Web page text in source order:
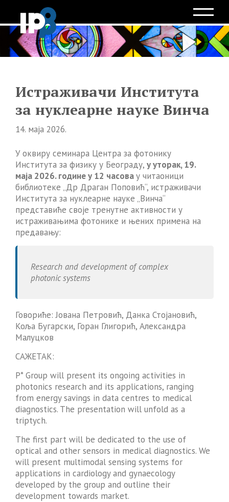
Истраживачи Института
за нуклеарне науке Винча
14. маја 2026.
У оквиру семинара Центра за фотонику
Института за физику у Београду, у уторак, 19.
маја 2026. године у 12 часовау читаоници
библиотеке „Др Драган Поповић“, истраживачи
Института за нуклеарне науке „Винча“
представиће своје тренутне активности у
истраживањима фотонике и њених примена на
предавању:
Research and development of complex
photonic systems
Говориће: Јована Петровић, Данка Стојановић,
Коља Бугарски, Горан Глигорић, Александра
Малуцков
САЖЕТАК:
P* Group will present its ongoing activities in
photonics research and its applications, ranging
from energy savings in data centres to medical
diagnostics. The presentation will unfold as a
triptych.
The first part will be dedicated to the use of
optical and other sensors in medical diagnostics. We
will present multimodal sensing systems for
applications in cardiology and gynaecology
developed by the group and outline their
development towards market.